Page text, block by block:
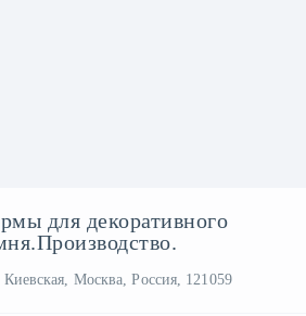
для декоративного
Киевская, Москва, Россия, 121059